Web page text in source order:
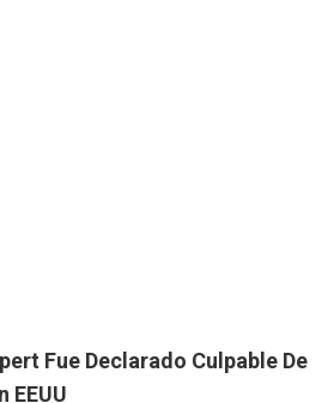
Fue Declarado Culpable De
EEUU